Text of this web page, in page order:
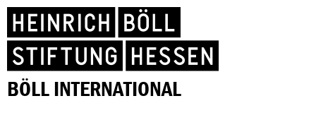
BÖLL INTERNATIONAL